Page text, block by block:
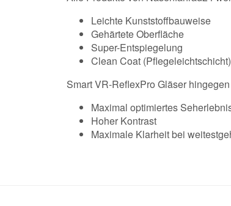
Leichte Kunststoffbauweise
Gehärtete Oberfläche
Super-Entspiegelung
Clean Coat (Pflegeleichtschicht)
Smart VR-ReflexPro Gläser
Maximal optimiertes
Hoher Kontrast
Maximale Klarheit bei